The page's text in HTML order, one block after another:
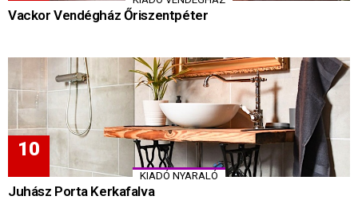
Vackor Vendégház Őriszentpéter
KIADÓ NYARALÓ
Juhász Porta Kerkafalva